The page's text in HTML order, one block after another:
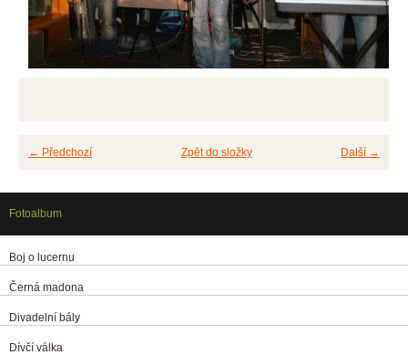
← Předchozí Další →
Zpět do složky
Fotoalbum
Boj o lucernu
Černá madona
Divadelní bály
Dívčí válka